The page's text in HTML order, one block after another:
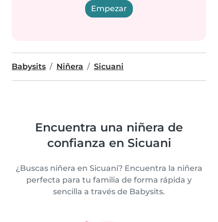
Empezar
Babysits Niñera Sicuani
Encuentra una niñera de
confianza en Sicuani
¿Buscas niñera en Sicuani? Encuentra la niñera
perfecta para tu familia de forma rápida y
sencilla a través de Babysits.